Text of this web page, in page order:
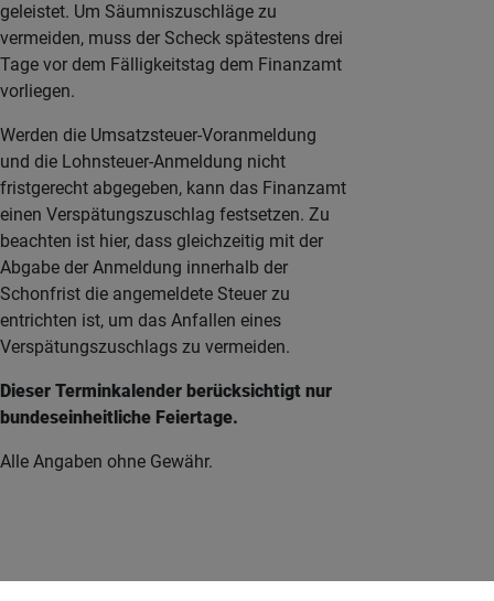
geleistet. Um Säumniszuschläge zu
vermeiden, muss der Scheck spätestens drei
Tage vor dem Fälligkeitstag dem Finanzamt
vorliegen.
Werden die Umsatzsteuer-Voranmeldung
und die Lohnsteuer-Anmeldung nicht
fristgerecht abgegeben, kann das Finanzamt
einen Verspätungszuschlag festsetzen. Zu
beachten ist hier, dass gleichzeitig mit der
Abgabe der Anmeldung innerhalb der
Schonfrist die angemeldete Steuer zu
entrichten ist, um das Anfallen eines
Verspätungszuschlags zu vermeiden.
Dieser Terminkalender berücksichtigt nur
bundeseinheitliche Feiertage.
Alle Angaben ohne Gewähr.